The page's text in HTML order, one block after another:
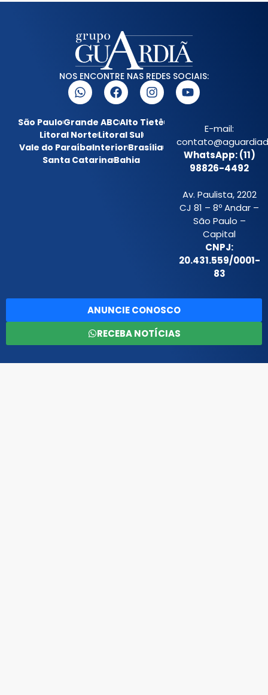
NOS ENCONTRE NAS REDES SOCIAIS:
São PauloGrande ABCAlto Tietê
Litoral NorteLitoral Sul
Vale do ParaíbaInteriorBrasília
Santa CatarinaBahia
E-mail:
WhatsApp: (11)
98826-4492
Av. Paulista, 2202
CJ 81 – 8º Andar –
São Paulo –
Capital
CNPJ:
20.431.559/0001-
83
ANUNCIE CONOSCO
RECEBA NOTÍCIAS